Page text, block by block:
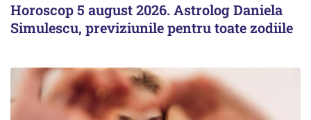
Horoscop 5 august 2026. Astrolog Daniela
Simulescu, previziunile pentru toate zodiile